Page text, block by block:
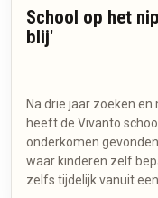
School op het
blij'
Na drie jaar zoeken
heeft de Vivanto
onderkomen
waar kinderen zelf
zelfs tijdelijk vanuit